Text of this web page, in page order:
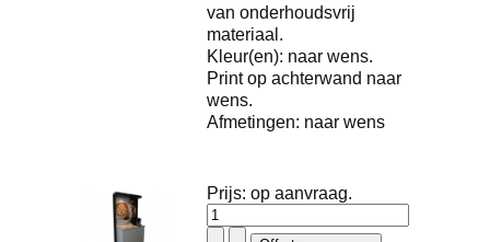
van onderhoudsvrij
materiaal.
Kleur(en): naar wens.
Print op achterwand naar
wens.
Afmetingen: naar wens
Prijs: op aanvraag.